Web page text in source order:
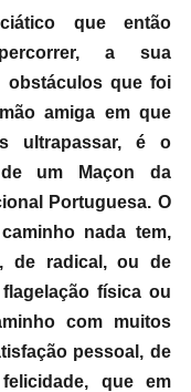
que então
a sua
obstáculos que foi
amiga em que
ultrapassar, é o
um Maçon da
Portuguesa. O
nada tem,
de radical, ou de
física ou
com muitos
pessoal, de
que em